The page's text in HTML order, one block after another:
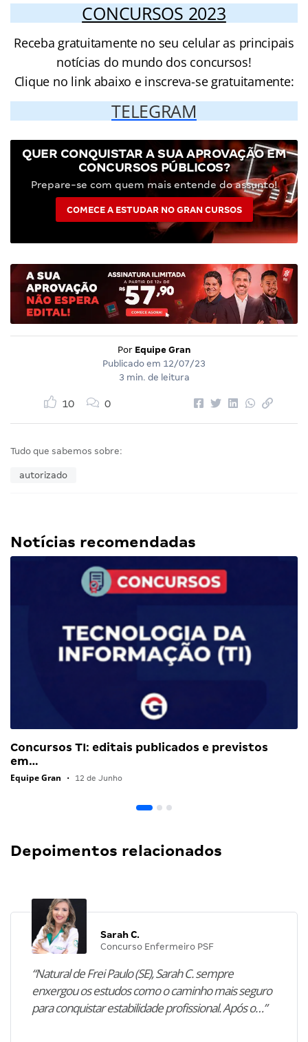
CONCURSOS 2023
Receba gratuitamente no seu celular as principais
notícias do mundo dos concursos!
Clique no link abaixo e inscreva-se gratuitamente:
TELEGRAM
QUER CONQUISTAR A SUA APROVAÇÃO EM
CONCURSOS PÚBLICOS?
Prepare-se com quem mais entende do assunto!
COMECE A ESTUDAR NO GRAN CURSOS
Por Equipe Gran
Publicado em 12/07/23
3 min. de leitura
10 0
Tudo que sabemos sobre:
autorizado
Notícias recomendadas
Concursos TI: editais publicados e previstos
em…
Equipe Gran • 12 de Junho
Depoimentos relacionados
Sarah C.
Concurso Enfermeiro PSF
“Natural de Frei Paulo (SE), Sarah C. sempre
enxergou os estudos como o caminho mais seguro
para conquistar estabilidade profissional. Após o…”